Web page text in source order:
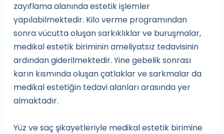
zayıflama alanında estetik işlemler
yapılabilmektedir. Kilo verme programından
sonra vücutta oluşan sarkıklıklar ve buruşmalar,
medikal estetik biriminin ameliyatsız tedavisinin
ardından giderilmektedir. Yine gebelik sonrası
karın kısmında oluşan çatlaklar ve sarkmalar da
medikal estetiğin tedavi alanları arasında yer
almaktadır.
Yüz ve saç şikayetleriyle medikal estetik birimine